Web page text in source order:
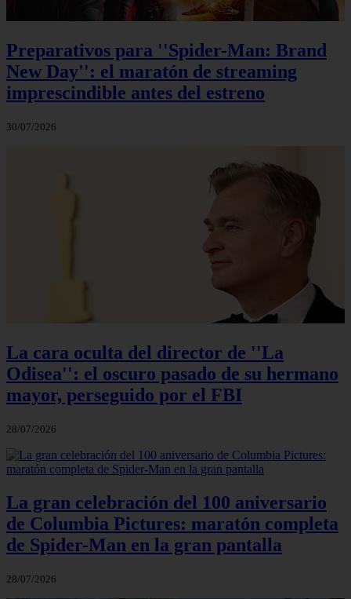
Preparativos para ''Spider-Man: Brand
New Day'': el maratón de streaming
imprescindible antes del estreno
30/07/2026
La cara oculta del director de ''La
Odisea'': el oscuro pasado de su hermano
mayor, perseguido por el FBI
28/07/2026
La gran celebración del 100 aniversario
de Columbia Pictures: maratón completa
de Spider-Man en la gran pantalla
28/07/2026